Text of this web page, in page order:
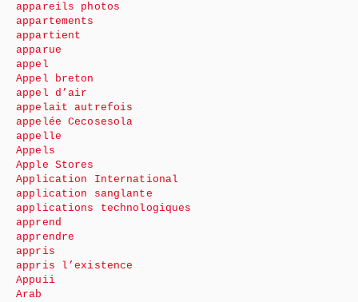
appareils photos
appartements
appartient
apparue
appel
Appel breton
appel d’air
appelait autrefois
appelée Cecosesola
appelle
Appels
Apple Stores
Application International
application sanglante
applications technologiques
apprend
apprendre
appris
appris l’existence
Appuii
Arab